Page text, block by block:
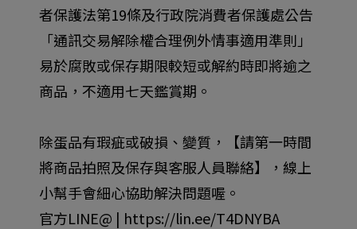
者保護法第19條及行政院消費者保護處公告
「通訊交易解除權合理例外情事適用準則」
易於腐敗或保存期限較短或解約時即將逾之
商品，不適用七天鑑賞期。
除蛋品有瑕疵或破損、變質，【請第一時間
將商品拍照及保存與客服人員聯絡】，線上
小幫手會細心協助解決問題喔。
官方LINE@ | https://lin.ee/T4DNYBA